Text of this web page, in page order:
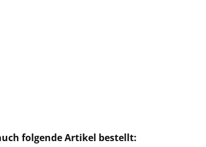
folgende Artikel bestellt: